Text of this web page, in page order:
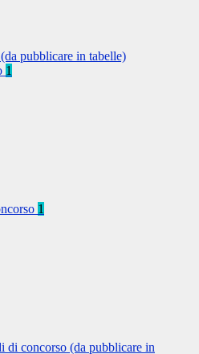
pubblicare in tabelle)
1
1
di concorso (da pubblicare in